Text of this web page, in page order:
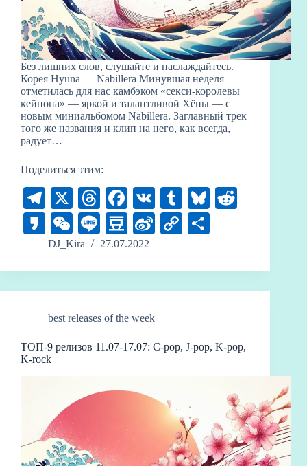
Без лишних слов, слушайте и наслаждайтесь.
Корея Hyuna — Nabillera Минувшая неделя
отметилась для нас камбэком «секси-королевы
кейпопа» — яркой и талантливой Хёны — с
новым миниальбомом Nabillera. Заглавный трек
того же названия и клип на него, как всегда,
радует…
Поделиться этим:
Te
le
gr
a
m
X
T
hr
ea
ds
Fa
ce
bo
ok
V
K
T
u
m
bl
r
Bl
y
t
K
ak
ao
W
e
C
ha
t
Li
ne
D
ou
ba
n
Si
W
ei
C
y
Li
ра
ви
DJ_Kira 27.07.2022
best releases of the week
ТОП-9 релизов 11.07-17.07: C-pop, J-pop, K-pop,
K-rock